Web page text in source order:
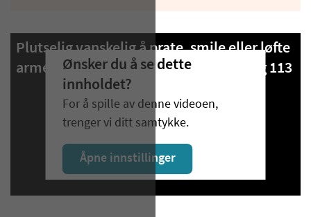
Plutselig vanskelig å prate, smile eller løfte
armene? Det kan være hjerneslag. Ring 113
Ønsker du å se dette
innholdet?
For å spille av denne videoen,
trenger vi ditt samtykke.
Åpne innstillinger